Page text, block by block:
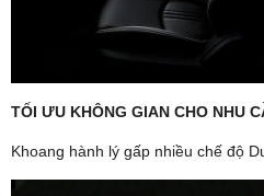
TỐI ƯU KHÔNG GIAN CHO NHU
Khoang hành lý gấp nhiều chế độ